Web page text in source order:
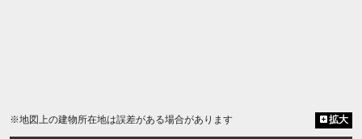
※地図上の建物所在地は誤差がある場合があります 拡大